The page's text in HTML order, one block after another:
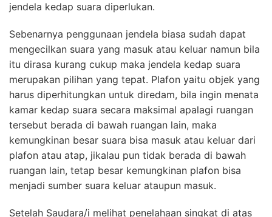
jendela kedap suara diperlukan.
Sebenarnya penggunaan jendela biasa sudah dapat
mengecilkan suara yang masuk atau keluar namun bila
itu dirasa kurang cukup maka jendela kedap suara
merupakan pilihan yang tepat. Plafon yaitu objek yang
harus diperhitungkan untuk diredam, bila ingin menata
kamar kedap suara secara maksimal apalagi ruangan
tersebut berada di bawah ruangan lain, maka
kemungkinan besar suara bisa masuk atau keluar dari
plafon atau atap, jikalau pun tidak berada di bawah
ruangan lain, tetap besar kemungkinan plafon bisa
menjadi sumber suara keluar ataupun masuk.
Setelah Saudara/i melihat penelahaan singkat di atas